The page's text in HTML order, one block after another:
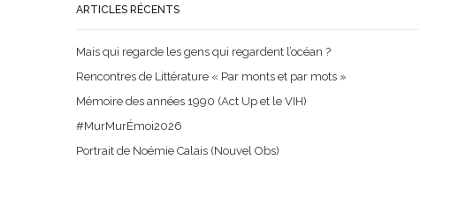
ARTICLES RÉCENTS
Mais qui regarde les gens qui regardent l’océan ?
Rencontres de Littérature « Par monts et par mots »
Mémoire des années 1990 (Act Up et le VIH)
#MurMurÉmoi2026
Portrait de Noémie Calais (Nouvel Obs)